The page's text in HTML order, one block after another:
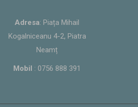
Adresa: Piața Mihail
Kogalniceanu 4-2, Piatra
Neamț
Mobil : 0756 888 391